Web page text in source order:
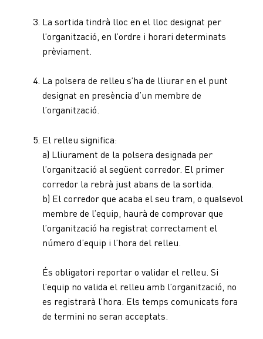
La sortida tindrà lloc en el lloc designat per
l’organització, en l’ordre i horari determinats
prèviament.
La polsera de relleu s’ha de lliurar en el punt
designat en presència d’un membre de
l’organització.
El relleu significa:
a) Lliurament de la polsera designada per
l’organització al següent corredor. El primer
corredor la rebrà just abans de la sortida.
b) El corredor que acaba el seu tram, o qualsevol
membre de l’equip, haurà de comprovar que
l’organització ha registrat correctament el
número d’equip i l’hora del relleu.
És obligatori reportar o validar el relleu. Si
l’equip no valida el relleu amb l’organització, no
es registrarà l’hora. Els temps comunicats fora
de termini no seran acceptats.